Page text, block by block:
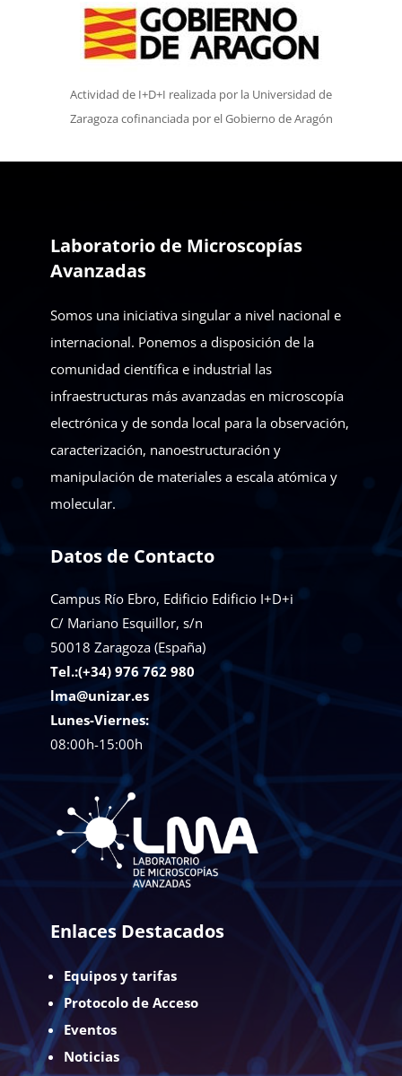
Actividad de I+D+I realizada por la Universidad de
Zaragoza cofinanciada por el Gobierno de Aragón
Laboratorio de Microscopías
Avanzadas
Somos una iniciativa singular a nivel nacional e
internacional. Ponemos a disposición de la
comunidad científica e industrial las
infraestructuras más avanzadas en microscopía
electrónica y de sonda local para la observación,
caracterización, nanoestructuración y
manipulación de materiales a escala atómica y
molecular.
Datos de Contacto
Campus Río Ebro, Edificio Edificio I+D+i
C/ Mariano Esquillor, s/n
50018 Zaragoza (España)
Tel.:(+34) 976 762 980
lma@unizar.es
Lunes-Viernes:
08:00h-15:00h
Enlaces Destacados
Equipos y tarifas
Protocolo de Acceso
Eventos
Noticias